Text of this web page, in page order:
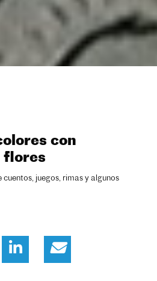
con
flores
cuentos, juegos, rimas y algunos